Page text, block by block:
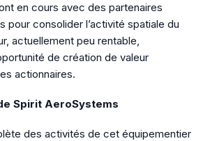
en cours avec des partenaires
pour consolider l’activité spatiale du
actuellement peu rentable,
de création de valeur
actionnaires.
Spirit AeroSystems
des activités de cet équipementier